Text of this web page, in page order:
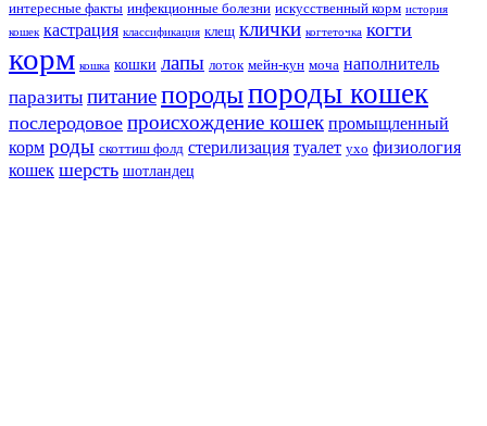
интересные факты инфекционные болезни искусственный корм история
кошек кастрация классификация клещ клички когтеточка когти
корм кошка кошки лапы лоток мейн-кун моча наполнитель
паразиты питаниепородыпороды кошек
послеродовое происхождение кошек промыщленный
корм роды скоттиш фолд стерилизация туалет ухо физиология
кошек шерсть шотландец